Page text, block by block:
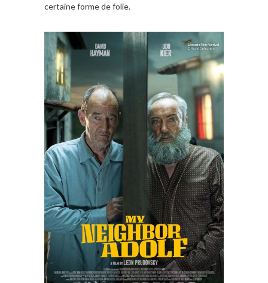
certaine forme de folie.